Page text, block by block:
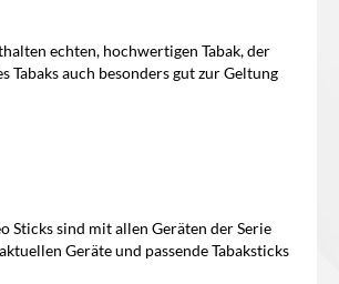
echten, hochwertigen Tabak, der
auch besonders gut zur Geltung
Sticks sind mit allen Geräten der Serie
Geräte und passende Tabaksticks